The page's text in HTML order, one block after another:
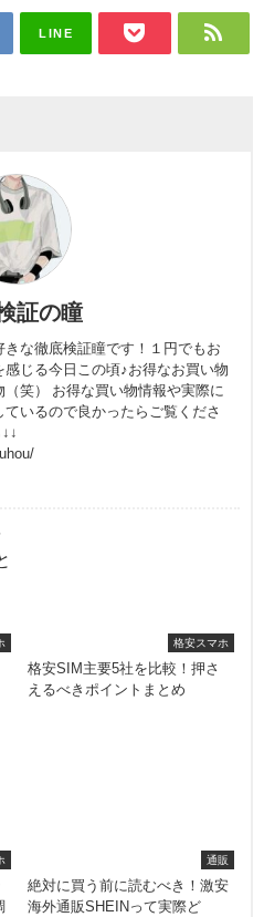
LINE
証の瞳
な徹底検証瞳です！１円でもお
じる今日この頃♪お得なお買い物
笑） お得な買い物情報や実際に
いるので良かったらご覧くださ
格安スマホ
格安SIM主要5社を比較！押さ
えるべきポイントまとめ
通販
絶対に買う前に読むべき！激安
海外通販SHEINって実際ど